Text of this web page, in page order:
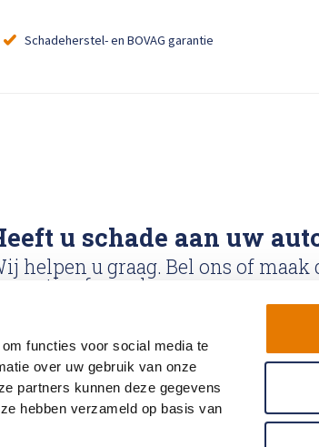
functies voor social media te
over uw gebruik van onze
partners kunnen deze gegevens
hebben verzameld op basis van
Schadeherstel- en BOVAG garantie
u schade aan uw
helpen u graag. Bel ons of maak
reparatie afspraak.
maken
Bel
6611111